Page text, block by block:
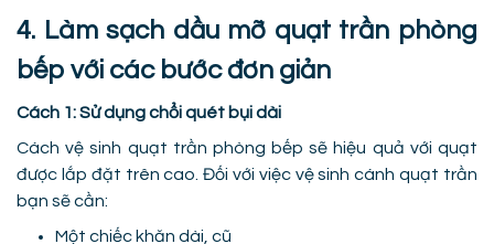
4. Làm sạch dầu mỡ quạt trần phòng
bếp với các bước đơn giản
Cách 1: Sử dụng chổi quét bụi dài
Cách vệ sinh quạt trần phòng bếp sẽ hiệu quả với quạt
được lắp đặt trên cao. Đối với việc vệ sinh cánh quạt trần
bạn sẽ cần:
Một chiếc khăn dài, cũ